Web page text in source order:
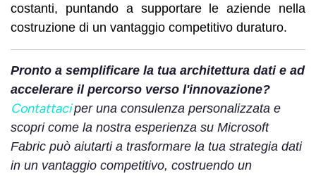
costanti, puntando a supportare le aziende nella
costruzione di un vantaggio competitivo duraturo.
Pronto a semplificare la tua architettura dati e ad
accelerare il percorso verso l'innovazione?
Contattaciper una consulenza personalizzata e
scopri come la nostra esperienza su Microsoft
Fabric può aiutarti a trasformare la tua strategia dati
in un vantaggio competitivo, costruendo un